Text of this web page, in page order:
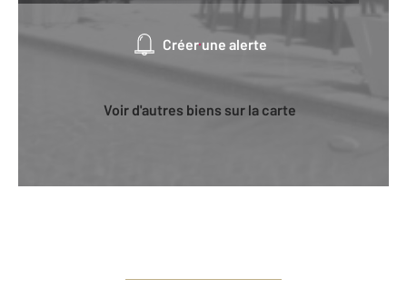
Créer une alerte
Voir d'autres biens sur la carte